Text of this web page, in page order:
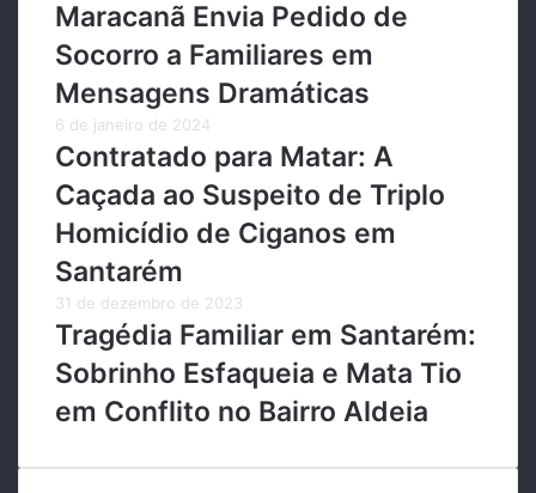
Maracanã Envia Pedido de
Socorro a Familiares em
Mensagens Dramáticas
6 de janeiro de 2024
Contratado para Matar: A
Caçada ao Suspeito de Triplo
Homicídio de Ciganos em
Santarém
31 de dezembro de 2023
Tragédia Familiar em Santarém:
Sobrinho Esfaqueia e Mata Tio
em Conflito no Bairro Aldeia